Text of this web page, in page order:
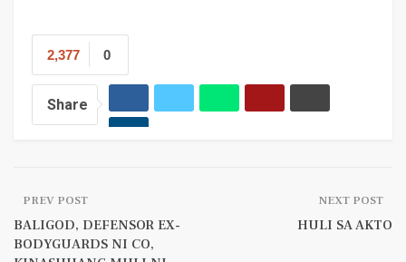
0
2,377
Share
PREV POST
BALIGOD, DEFENSOR EX-
BODYGUARDS NI CO,
NEXT POST
HULI SA AKTO